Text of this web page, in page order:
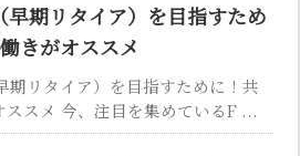
早期リタイア）を目指すため
きがオススメ
期リタイア）を目指すために！共
ススメ 今、注目を集めているF ...